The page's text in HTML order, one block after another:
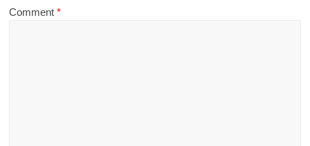
Comment*